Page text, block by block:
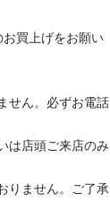
買上げをお願い
せん。必ずお電話
は店頭ご来店のみ
りません。ご了承